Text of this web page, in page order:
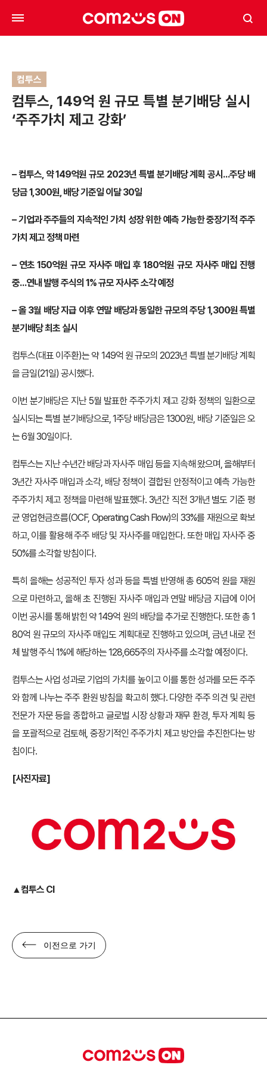
컴투스
컴투스, 149억 원 규모 특별 분기배당 실시
‘주주가치 제고 강화’
– 컴투스, 약 149억원 규모 2023년 특별 분기배당 계획 공시…주당 배
당금 1,300원, 배당 기준일 이달 30일
– 기업과 주주들의 지속적인 가치 성장 위한 예측 가능한 중장기적 주주
가치 제고 정책 마련
– 연초 150억원 규모 자사주 매입 후 180억원 규모 자사주 매입 진행
중…연내 발행 주식의 1% 규모 자사주 소각 예정
– 올 3월 배당 지급 이후 연말 배당과 동일한 규모의 주당 1,300원 특별
분기배당 최초 실시
컴투스(대표 이주환)는 약 149억 원 규모의 2023년 특별 분기배당 계획
을 금일(21일) 공시했다.
이번 분기배당은 지난 5월 발표한 주주가치 제고 강화 정책의 일환으로
실시되는 특별 분기배당으로, 1주당 배당금은 1300원, 배당 기준일은 오
는 6월 30일이다.
컴투스는 지난 수년간 배당과 자사주 매입 등을 지속해 왔으며, 올해부터
3년간 자사주 매입과 소각, 배당 정책이 결합된 안정적이고 예측 가능한
주주가치 제고 정책을 마련해 발표했다. 3년간 직전 3개년 별도 기준 평
균 영업현금흐름(OCF, Operating Cash Flow)의 33%를 재원으로 확보
하고, 이를 활용해 주주 배당 및 자사주를 매입한다. 또한 매입 자사주 중
50%를 소각할 방침이다.
특히 올해는 성공적인 투자 성과 등을 특별 반영해 총 605억 원을 재원
으로 마련하고, 올해 초 진행된 자사주 매입과 연말 배당금 지급에 이어
이번 공시를 통해 밝힌 약 149억 원의 배당을 추가로 진행한다. 또한 총 1
80억 원 규모의 자사주 매입도 계획대로 진행하고 있으며, 금년 내로 전
체 발행 주식 1%에 해당하는 128,665주의 자사주를 소각할 예정이다.
컴투스는 사업 성과로 기업의 가치를 높이고 이를 통한 성과를 모든 주주
와 함께 나누는 주주 환원 방침을 확고히 했다. 다양한 주주 의견 및 관련
전문가 자문 등을 종합하고 글로벌 시장 상황과 재무 환경, 투자 계획 등
을 포괄적으로 검토해, 중장기적인 주주가치 제고 방안을 추진한다는 방
침이다.
[사진자료]
▲컴투스 CI
이전으로 가기